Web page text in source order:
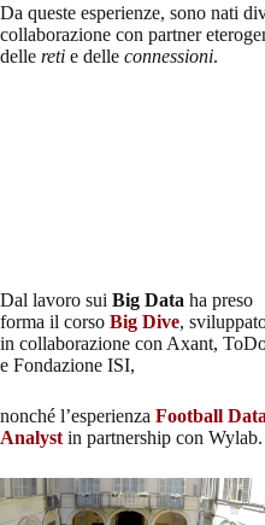
Da queste esperienze, sono nati
collaborazione con partner
delle reti e delle connessioni.
Dal lavoro sui Big Data ha preso
forma il corso Big Dive,
in collaborazione con Axant,
e Fondazione ISI,
nonché l’esperienza Football Data
Analyst in partnership con Wylab.